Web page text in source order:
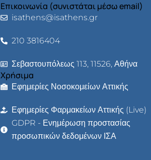
Επικοινωνία (συνιστάται μέσω email)
isathens@isathens.gr
210 3816404
Σεβαστουπόλεως 113, 11526, Αθήνα
Χρήσιμα
Εφημερίες Νοσοκομείων Αττικής
Εφημερίες Φαρμακείων Αττικής (Live)
GDPR - Ενημέρωση προστασίας
προσωπικών δεδομένων ΙΣΑ